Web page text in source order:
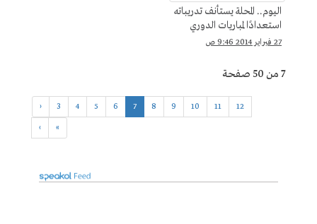
اليوم.. المحلة يستأنف تدريباته
استعدادًا لمباريات الدوري
27 فبراير 2014 9:46 ص
7 من 50 صفحة
‹ 3 4 5 6 7 8 9 10 11 12
› »